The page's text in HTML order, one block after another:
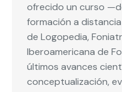
ofrecido un curso
formación a
de Logopedia,
Iberoamericana de
últimos avances
conceptualización,